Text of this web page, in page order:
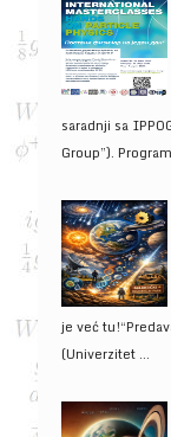
saradnji sa
Group”).
je već
(Univerzitet ...